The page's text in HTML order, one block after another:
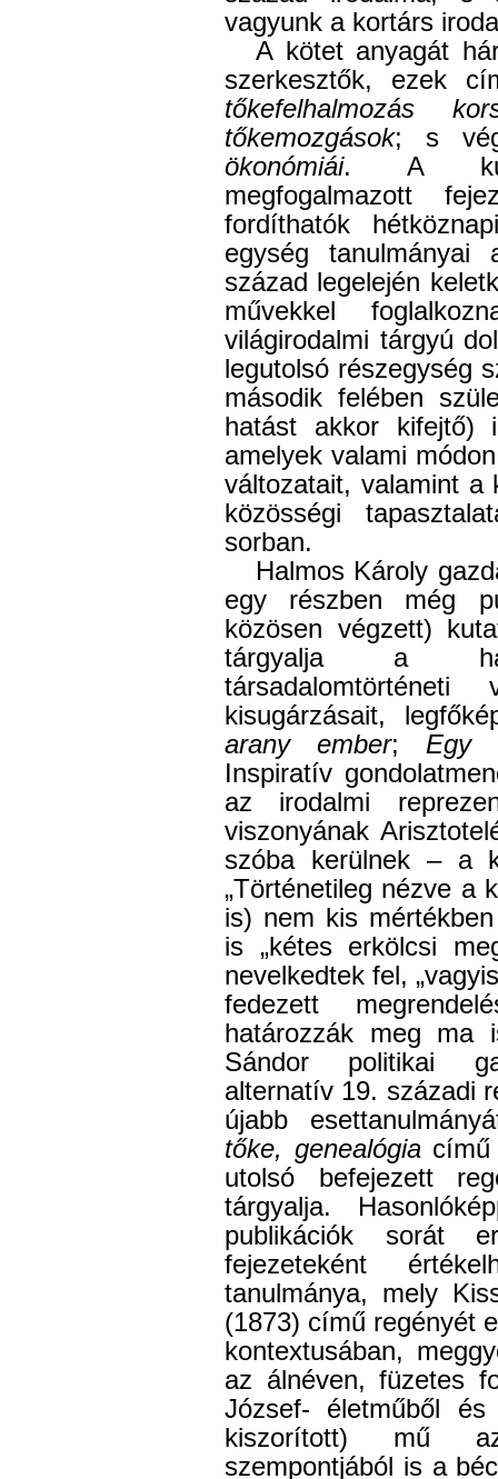
vagyunk a kortárs
A kötet anyagát
szerkesztők, ezek
tőkefelhalmozás
tőkemozgások; s
ökonómiái. A
megfogalmazott
fordíthatók
egység
század legelején
művekkel
világirodalmi tárgyú
legutolsó részegység
második felében
hatást akkor kifejtő)
amelyek valami
változatait, valamint a
közösségi
sorban.
Halmos Károly
egy részben még
közösen végzett)
tárgyalja a
kisugárzásait,
arany ember;Egy
Inspiratív
az irodalmi
viszonyának
szóba kerülnek – a
„Történetileg nézve a
is) nem kis
is „kétes erkölcsi
nevelkedtek fel,
fedezett
határozzák meg ma
Sándor politikai
alternatív 19. századi
újabb
tőke, genealógiacímű
utolsó befejezett
tárgyalja.
publikációk sorát
fejezeteként
tanulmánya, mely
(1873) című regényét
kontextusában,
az álnéven, füzetes
József- életműből és
kiszorított) mű az
szempontjából is a